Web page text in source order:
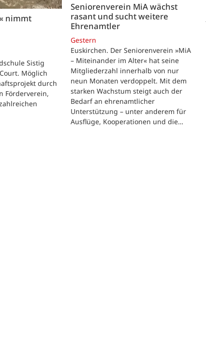
nimmt
Sistig
Möglich
durch
Förderverein,
Seniorenverein MiA wächst
rasant und sucht weitere
Ehrenamtler
Gestern
Euskirchen. Der Seniorenverein »MiA
– Miteinander im Alter« hat seine
Mitgliederzahl innerhalb von nur
neun Monaten verdoppelt. Mit dem
starken Wachstum steigt auch der
Bedarf an ehrenamtlicher
Unterstützung – unter anderem für
Ausflüge, Kooperationen und die…